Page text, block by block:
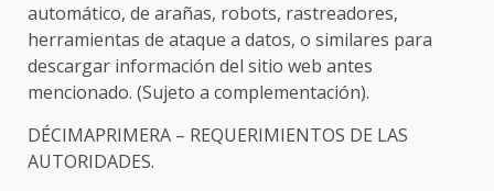
automático, de arañas, robots, rastreadores,
herramientas de ataque a datos, o similares para
descargar información del sitio web antes
mencionado. (Sujeto a complementación).
DÉCIMAPRIMERA – REQUERIMIENTOS DE LAS
AUTORIDADES.